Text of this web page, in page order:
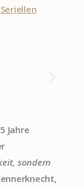
Jahre
sondern
,